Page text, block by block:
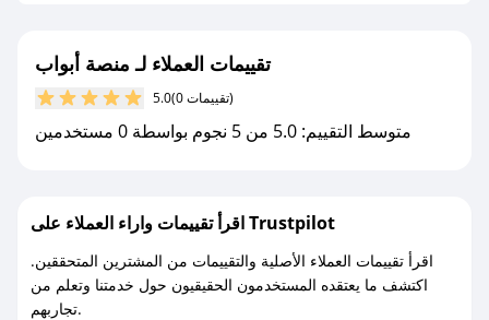
جديد.
مع صحصح، تسوق بذكاء ووفّر على كل مشترياتك مع
كوبونات خصم حصرية من منصة أبواب!
تقييمات العملاء لـ منصة أبواب
5.0 (0 تقييمات)
متوسط التقييم: 5.0 من 5 نجوم بواسطة 0 مستخدمين
اقرأ تقييمات واراء العملاء على Trustpilot
اقرأ تقييمات العملاء الأصلية والتقييمات من المشترين المتحققين.
اكتشف ما يعتقده المستخدمون الحقيقيون حول خدمتنا وتعلم من
تجاربهم.